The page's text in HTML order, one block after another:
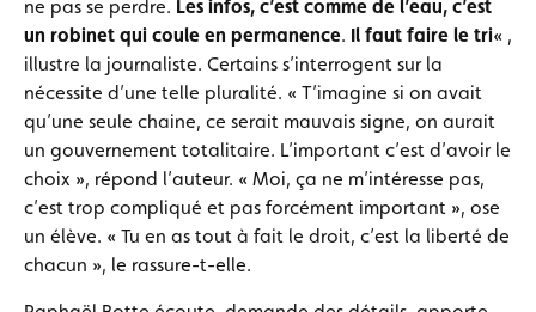
ne pas se perdre. Les infos, c’est comme de l’eau, c’est
un robinet qui coule en permanence. Il faut faire le tri« ,
illustre la journaliste. Certains s’interrogent sur la
nécessite d’une telle pluralité. « T’imagine si on avait
qu’une seule chaine, ce serait mauvais signe, on aurait
un gouvernement totalitaire. L’important c’est d’avoir le
choix », répond l’auteur. « Moi, ça ne m’intéresse pas,
c’est trop compliqué et pas forcément important », ose
un élève. « Tu en as tout à fait le droit, c’est la liberté de
chacun », le rassure-t-elle.